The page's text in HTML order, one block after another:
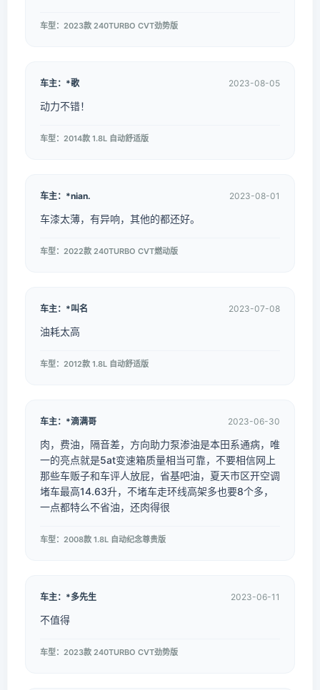
车型：2023款 240TURBO CVT劲势版
车主：*歌 2023-08-05
动力不错！
车型：2014款 1.8L 自动舒适版
车主：*nian. 2023-08-01
车漆太薄，有异响，其他的都还好。
车型：2022款 240TURBO CVT燃动版
车主：*叫名 2023-07-08
油耗太高
车型：2012款 1.8L 自动舒适版
车主：*滴满哥 2023-06-30
肉，费油，隔音差，方向助力泵渗油是本田系通病，唯
一的亮点就是5at变速箱质量相当可靠，不要相信网上
那些车贩子和车评人放屁，省基吧油，夏天市区开空调
堵车最高14.63升，不堵车走环线高架多也要8个多，
一点都特么不省油，还肉得很
车型：2008款 1.8L 自动纪念尊贵版
车主：*多先生 2023-06-11
不值得
车型：2023款 240TURBO CVT劲势版